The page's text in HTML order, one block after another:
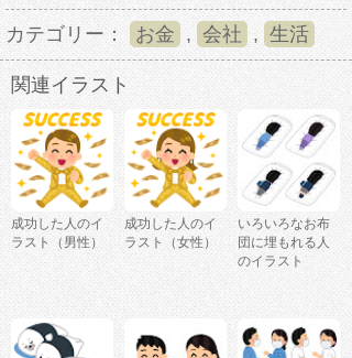
カテゴリー： お金 , 会社 , 生活
関連イラスト
成功した人のイ
ラスト（男性）
成功した人のイ
ラスト（女性）
いろいろなお布
団に埋もれる人
のイラスト